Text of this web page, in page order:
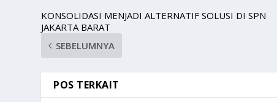
KONSOLIDASI MENJADI ALTERNATIF SOLUSI DI SPN
JAKARTA BARAT
SEBELUMNYA
POS TERKAIT